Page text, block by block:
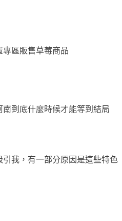
專區販售草莓商品
到底什麼時候才能等到結局
我，有一部分原因是這些特色